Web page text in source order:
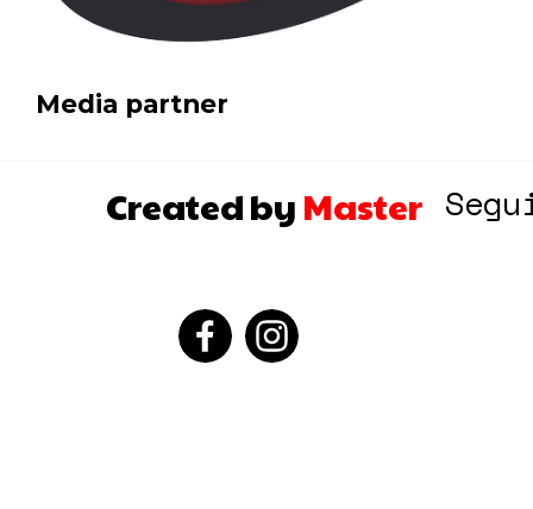
Media partner
Created byMaster